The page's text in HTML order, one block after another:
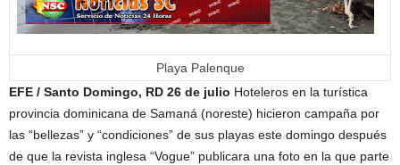
Playa Palenque
EFE / Santo Domingo, RD 26 de julio Hoteleros en la turística
provincia dominicana de Samaná (noreste) hicieron campaña por
las “bellezas” y “condiciones” de sus playas este domingo después
de que la revista inglesa “Vogue” publicara una foto en la que parte